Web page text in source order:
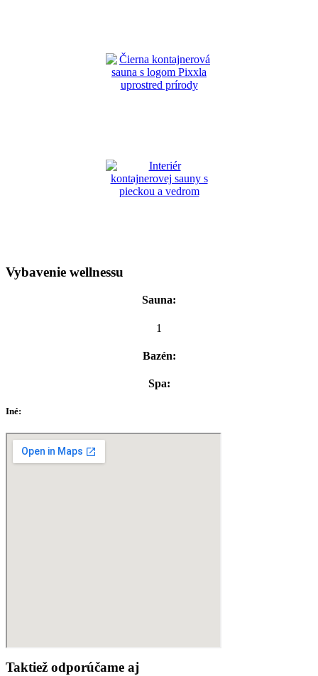
Vybavenie wellnessu
Sauna:
1
Bazén:
Spa:
Iné:
Taktiež odporúčame aj